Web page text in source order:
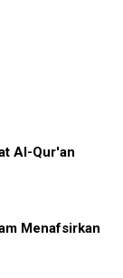
Al-Qur'an
Menafsirkan